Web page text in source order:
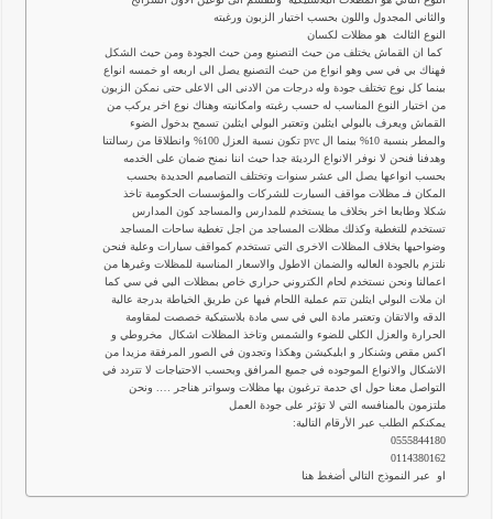
والثاني المجدول واللون بحسب اختيار الزبون ورغبته
النوع الثالث هو مظلات لكسان
كما ان القماش يختلف من حيث التصنيع ومن حيث الجودة ومن حيث الشكل
فهناك بي في سي وهو انواع من حيث التصنيع يصل الى اربعه او خمسه انواع
بينما كل نوع تختلف جودة وله درجات من الادنى الى الاعلى حتى نمكن الزبون
من اختيار النوع المناسب له حسب رغبته وامكانيته وهناك نوع اخر يركب من
القماش ويعرف بالبولي ايثلين وتعتبر البولي ايثلين تسمح بدخول الضوء
والمطر بنسبة 10% بينما ال pvc تكون نسبة العزل 100% وانطلاقا من رسالتنا
وهدفنا فنحن لا نوفر الانواع الرديئة جدا حيث اننا نمنح ضمان على الخدمه
بحسب انواعها يصل الى عشر سنوات وتختلف التصاميم الحديدة بحسب
المكان فـ مظلات مواقف السيارت للشركات والمؤسسات الحكومية تاخذ
شكلا وطابعا اخر بخلاف ما يستخدم للمدارس والمساجد كون المدارس
تستخدم للتغطية وكذلك مظلات المساجد من اجل تغطية ساحات المساجد
وضواحيها بخلاف المظلات الاخرى التي تستخدم كمواقف سيارات وعلية فنحن
نلتزم بالجودة العاليه والضمان الاطول والاسعار المناسبة للمظلات وغيرها من
اعمالنا ونحن نستخدم لحام الكتروني حراري خاص بمظلات البي في سي كما
ان ملات البولي ايثلين تتم عملية اللحام فيها عن طريق الخياطة بدرجة عالية
الدقه والاتقان وتعتبر مادة البي في سي مادة بلاستيكية خصصت لمقاومة
الحرارة والعزل الكلي للضوء والشمس وتاخذ المظلات اشكال مخروطي و
اكس مقص وشنكار و ابليكيشن وهكذا وتجدون في الصور المرفقة مزيدا من
الاشكال والانواع الموجوده في جميع المرافق وبحسب الاحتياجات لا تتردد في
التواصل معنا حول اي حدمة ترغبون بها مظلات وسواتر هناجر …. ونحن
ملتزمون بالمنافسه التي لا تؤثر على جودة العمل
يمكنكم الطلب عبر الأرقام التالية:
0555844180
0114380162
او عبر النموذج التالي أضغط هنا